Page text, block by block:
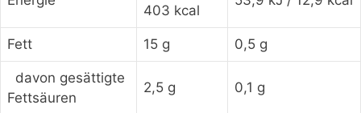
403 kcal
Fett 15 g 0,5 g
davon gesättigte
Fettsäuren
2,5 g 0,1 g